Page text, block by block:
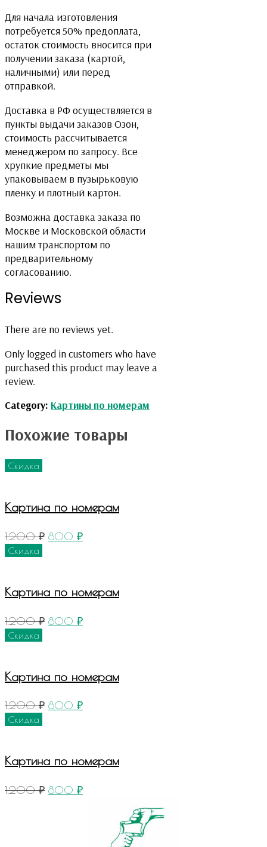
Для начала изготовления
потребуется 50% предоплата,
остаток стоимость вносится при
получении заказа (картой,
наличными) или перед
отправкой.
Доставка в РФ осуществляется в
пункты выдачи заказов Озон,
стоимость рассчитывается
менеджером по запросу. Все
хрупкие предметы мы
упаковываем в пузырьковую
пленку и плотный картон.
Возможна доставка заказа по
Москве и Московской области
нашим транспортом по
предварительному
согласованию.
Reviews
There are no reviews yet.
Only logged in customers who have
purchased this product may leave a
review.
Category: Картины по номерам
Похожие товары
Скидка
Картина по номерам
1,200₽ 800 ₽
Скидка
Картина по номерам
1,200₽ 800 ₽
Скидка
Картина по номерам
1,200₽ 800 ₽
Скидка
Картина по номерам
1,200₽ 800 ₽